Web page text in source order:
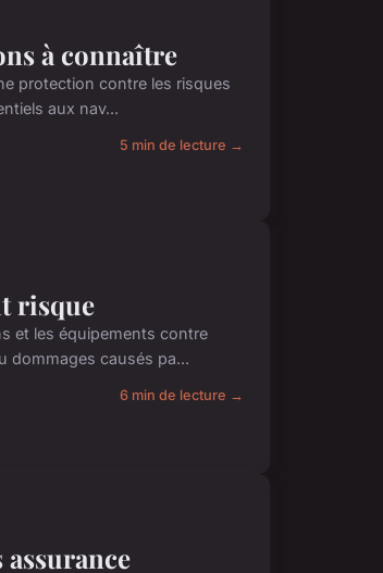
à connaître
protection contre les risques
aux nav...
5 min de lecture →
risque
et les équipements contre
dommages causés pa...
6 min de lecture →